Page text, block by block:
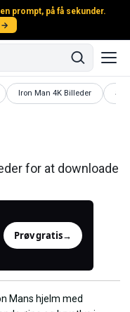
prompt, på få sekunder.
→
Iron Man 4K Billeder
for at downloade
Prøv gratis→